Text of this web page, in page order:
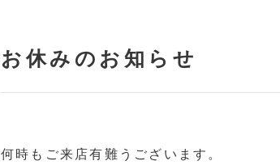
お休みのお知らせ
何時もご来店有難うございます。